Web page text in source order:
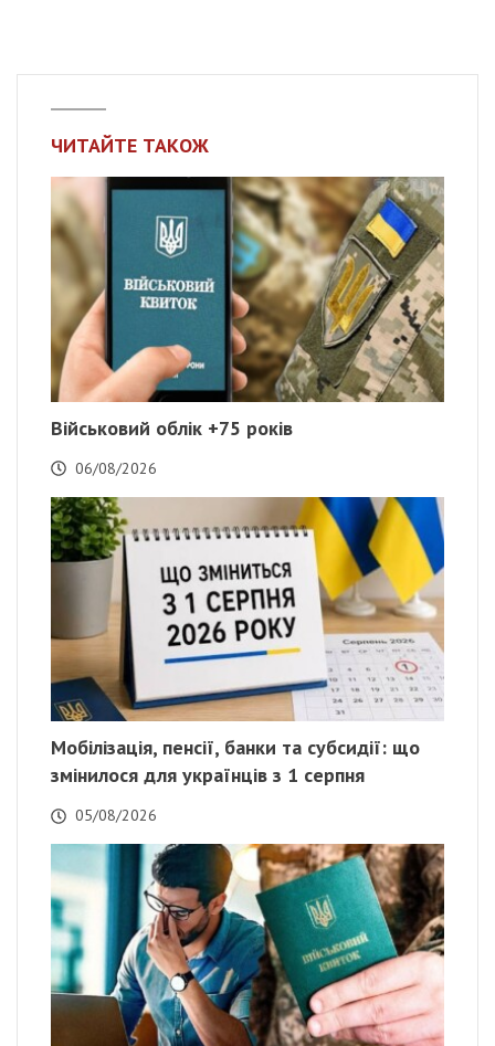
ЧИТАЙТЕ ТАКОЖ
Військовий облік +75 років
06/08/2026
Мобілізація, пенсії, банки та субсидії: що
змінилося для українців з 1 серпня
05/08/2026